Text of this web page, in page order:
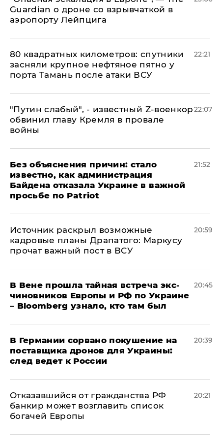
Guardian о дроне со взрывчаткой в
аэропорту Лейпцига
80 квадратных километров: спутники
засняли крупное нефтяное пятно у
порта Тамань после атаки ВСУ
22:21
​"Путин слабый", - известный Z-военкор
обвинил главу Кремля в провале
войны
22:07
Без объяснения причин: стало
известно, как администрация
Байдена отказала Украине в важной
просьбе по Patriot
21:52
​Источник раскрыл возможные
кадровые планы Драпатого: Маркусу
прочат важный пост в ВСУ
20:59
В Вене прошла тайная встреча экс-
чиновников Европы и РФ по Украине
– Bloomberg узнало, кто там был
20:45
​В Германии сорвано покушение на
поставщика дронов для Украины:
след ведет к России
20:39
Отказавшийся от гражданства РФ
банкир может возглавить список
богачей Европы
20:21